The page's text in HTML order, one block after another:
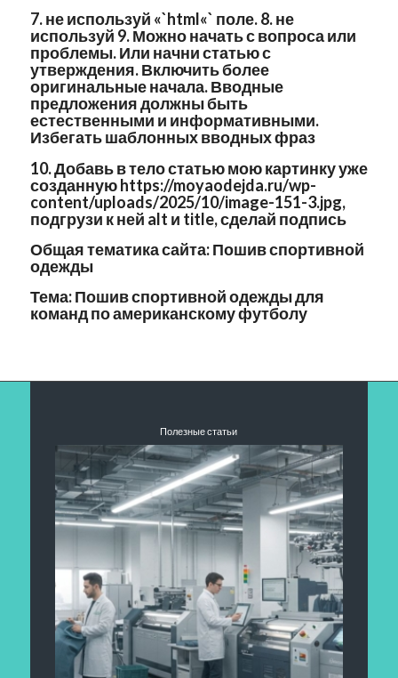
7. не используй «`html«` поле. 8. не
используй 9. Можно начать с вопроса или
проблемы. Или начни статью с
утверждения. Включить более
оригинальные начала. Вводные
предложения должны быть
естественными и информативными.
Избегать шаблонных вводных фраз
10. Добавь в тело статью мою картинку уже
созданную https://moyaodejda.ru/wp-
content/uploads/2025/10/image-151-3.jpg,
подгрузи к ней alt и title, сделай подпись
Общая тематика сайта: Пошив спортивной
одежды
Тема: Пошив спортивной одежды для
команд по американскому футболу
Полезные статьи